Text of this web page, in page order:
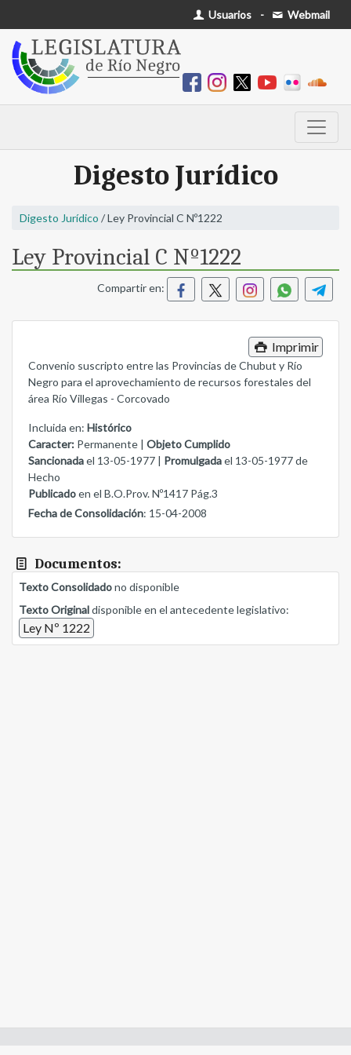
Usuarios - Webmail
Digesto Jurídico
Digesto Jurídico / Ley Provincial C Nº1222
Ley Provincial C Nº1222
Compartir en:
Imprimir
Convenio suscripto entre las Provincias de Chubut y Río
Negro para el aprovechamiento de recursos forestales del
área Río Villegas - Corcovado
Incluida en: Histórico
Caracter: Permanente | Objeto Cumplido
Sancionadael 13-05-1977 | Promulgadael 13-05-1977 de
Hecho
Publicadoen el B.O.Prov. Nº1417 Pág.3
Fecha de Consolidación: 15-04-2008
Documentos:
Texto Consolidadono disponible
Texto Originaldisponible en el antecedente legislativo:
Ley Nº 1222